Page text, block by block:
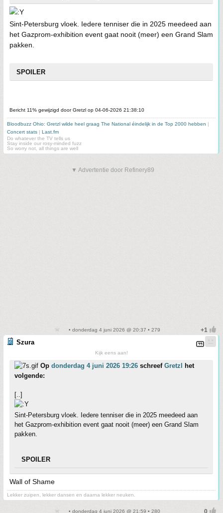
Sint-Petersburg vloek. Iedere tenniser die in 2025 meedeed aan
het Gazprom-exhibition event gaat nooit (meer) een Grand Slam
pakken.
SPOILER
Bericht 11% gewijzigd door Gretzl op 04-06-2026 21:38:10
Bloodbuzz Ohio: Gretzl wilde heel graag The National éindelijk in de Top 2000 hebben |
Concert stats | Last.fm
Do whatever the TV tells us
Stay inside our rosy-minded fuzz
So worry not, all things are well
▼ Advertentie door Refinery89
• donderdag 4 juni 2026 @ 20:37 • 279
Szura
Kijk eens aan!
Op donderdag 4 juni 2026 19:26 schreef Gretzl
het
volgende:
[..]
Sint-Petersburg vloek. Iedere tenniser die in 2025 meedeed aan
het Gazprom-exhibition event gaat nooit (meer) een Grand Slam
pakken.
SPOILER
Wall of Shame
Lekker zuipen, lekker dansen en daarna lekker neuken.
• donderdag 4 juni 2026 @ 21:59 • 280